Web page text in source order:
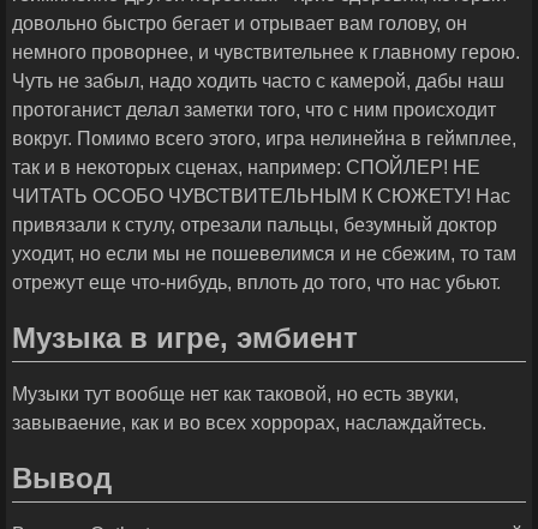
довольно быстро бегает и отрывает вам голову, он
немного проворнее, и чувствительнее к главному герою.
Чуть не забыл, надо ходить часто с камерой, дабы наш
протоганист делал заметки того, что с ним происходит
вокруг. Помимо всего этого, игра нелинейна в геймплее,
так и в некоторых сценах, например: СПОЙЛЕР! НЕ
ЧИТАТЬ ОСОБО ЧУВСТВИТЕЛЬНЫМ К СЮЖЕТУ! Нас
привязали к стулу, отрезали пальцы, безумный доктор
уходит, но если мы не пошевелимся и не сбежим, то там
отрежут еще что-нибудь, вплоть до того, что нас убьют.
Музыка в игре, эмбиент
Музыки тут вообще нет как таковой, но есть звуки,
завываение, как и во всех хоррорах, наслаждайтесь.
Вывод